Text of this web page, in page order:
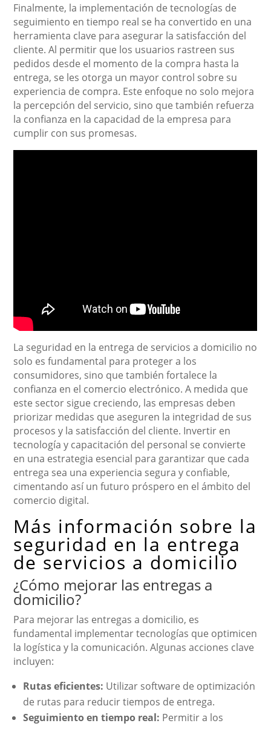
Finalmente, la implementación de tecnologías de
seguimiento en tiempo real se ha convertido en una
herramienta clave para asegurar la satisfacción del
cliente. Al permitir que los usuarios rastreen sus
pedidos desde el momento de la compra hasta la
entrega, se les otorga un mayor control sobre su
experiencia de compra. Este enfoque no solo mejora
la percepción del servicio, sino que también refuerza
la confianza en la capacidad de la empresa para
cumplir con sus promesas.
La seguridad en la entrega de servicios a domicilio no
solo es fundamental para proteger a los
consumidores, sino que también fortalece la
confianza en el comercio electrónico. A medida que
este sector sigue creciendo, las empresas deben
priorizar medidas que aseguren la integridad de sus
procesos y la satisfacción del cliente. Invertir en
tecnología y capacitación del personal se convierte
en una estrategia esencial para garantizar que cada
entrega sea una experiencia segura y confiable,
cimentando así un futuro próspero en el ámbito del
comercio digital.
Más información sobre la
seguridad en la entrega
de servicios a domicilio
¿Cómo mejorar las entregas a
domicilio?
Para mejorar las entregas a domicilio, es
fundamental implementar tecnologías que optimicen
la logística y la comunicación. Algunas acciones clave
incluyen:
Rutas eficientes: Utilizar software de optimización
de rutas para reducir tiempos de entrega.
Seguimiento en tiempo real: Permitir a los